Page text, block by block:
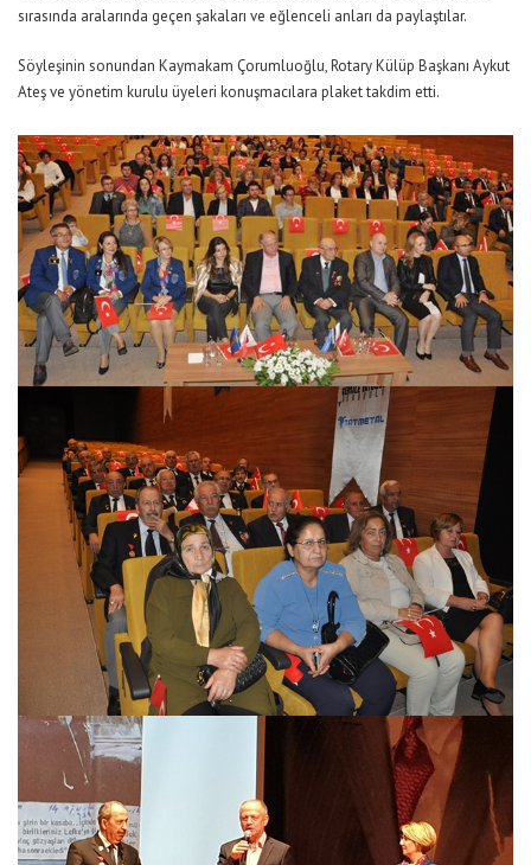
sırasında aralarında geçen şakaları ve eğlenceli anları da paylaştılar.
Söyleşinin sonundan Kaymakam Çorumluoğlu, Rotary Külüp Başkanı Aykut
Ateş ve yönetim kurulu üyeleri konuşmacılara plaket takdim etti.